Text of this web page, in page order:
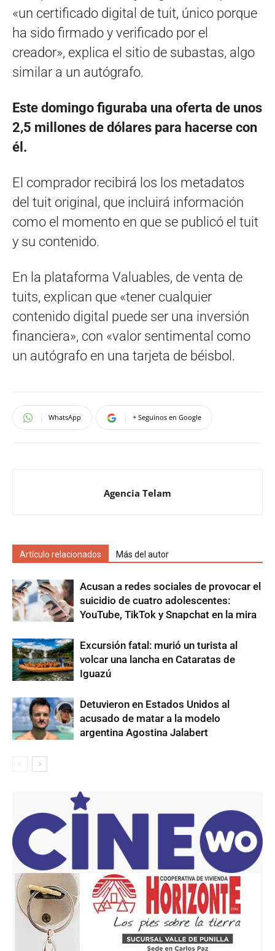
«un certificado digital de tuit, único porque
ha sido firmado y verificado por el
creador», explica el sitio de subastas, algo
similar a un autógrafo.
Este domingo figuraba una oferta de unos
2,5 millones de dólares para hacerse con
él.
El comprador recibirá los los metadatos
del tuit original, que incluirá información
como el momento en que se publicó el tuit
y su contenido.
En la plataforma Valuables, de venta de
tuits, explican que «tener cualquier
contenido digital puede ser una inversión
financiera», con «valor sentimental como
un autógrafo en una tarjeta de béisbol.
WhatsApp + Seguinos en Google
Agencia Telam
Artículo relacionados Más del autor
Acusan a redes sociales de provocar el
suicidio de cuatro adolescentes:
YouTube, TikTok y Snapchat en la mira
Excursión fatal: murió un turista al
volcar una lancha en Cataratas de
Iguazú
Detuvieron en Estados Unidos al
acusado de matar a la modelo
argentina Agostina Jalabert